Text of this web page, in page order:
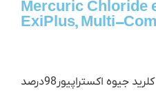
Mercuric Chloride
ExiPlus, Multi-
کلرید جیوه اکستراپیور98درصد